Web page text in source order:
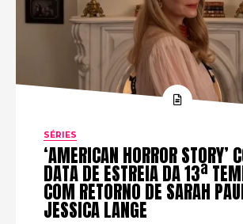
SÉRIES
‘AMERICAN HORROR STORY’
DATA DE ESTREIA DA 13ª
COM RETORNO DE SARAH
JESSICA LANGE